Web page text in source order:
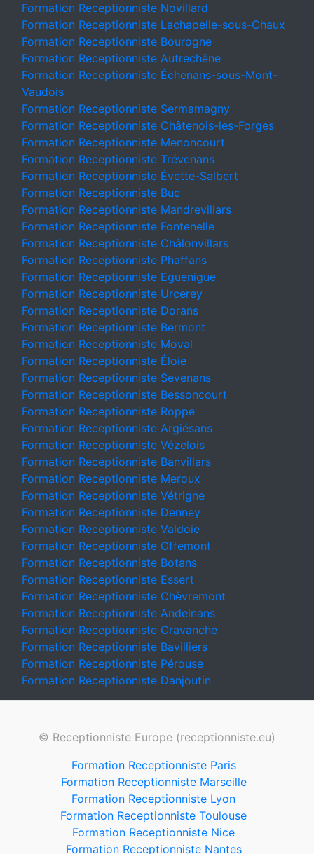
Formation Receptionniste Novillard
Formation Receptionniste Lachapelle-sous-Chaux
Formation Receptionniste Bourogne
Formation Receptionniste Autrechêne
Formation Receptionniste Échenans-sous-Mont-
Vaudois
Formation Receptionniste Sermamagny
Formation Receptionniste Châtenois-les-Forges
Formation Receptionniste Menoncourt
Formation Receptionniste Trévenans
Formation Receptionniste Évette-Salbert
Formation Receptionniste Buc
Formation Receptionniste Mandrevillars
Formation Receptionniste Fontenelle
Formation Receptionniste Châlonvillars
Formation Receptionniste Phaffans
Formation Receptionniste Eguenigue
Formation Receptionniste Urcerey
Formation Receptionniste Dorans
Formation Receptionniste Bermont
Formation Receptionniste Moval
Formation Receptionniste Éloie
Formation Receptionniste Sevenans
Formation Receptionniste Bessoncourt
Formation Receptionniste Roppe
Formation Receptionniste Argiésans
Formation Receptionniste Vézelois
Formation Receptionniste Banvillars
Formation Receptionniste Meroux
Formation Receptionniste Vétrigne
Formation Receptionniste Denney
Formation Receptionniste Valdoie
Formation Receptionniste Offemont
Formation Receptionniste Botans
Formation Receptionniste Essert
Formation Receptionniste Chèvremont
Formation Receptionniste Andelnans
Formation Receptionniste Cravanche
Formation Receptionniste Bavilliers
Formation Receptionniste Pérouse
Formation Receptionniste Danjoutin
© Receptionniste Europe (receptionniste.eu)
Formation Receptionniste Paris
Formation Receptionniste Marseille
Formation Receptionniste Lyon
Formation Receptionniste Toulouse
Formation Receptionniste Nice
Formation Receptionniste Nantes